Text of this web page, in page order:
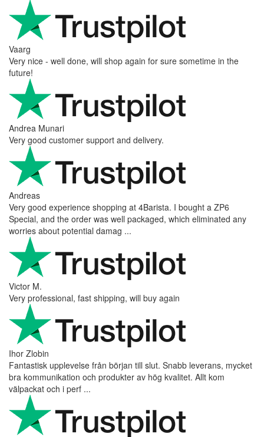
Vaarg
Very nice - well done, will shop again for sure sometime in the
future!
Andrea Munari
Very good customer support and delivery.
Andreas
Very good experience shopping at 4Barista. I bought a ZP6
Special, and the order was well packaged, which eliminated any
worries about potential damag ...
Victor M.
Very professional, fast shipping, will buy again
Ihor Zlobin
Fantastisk upplevelse från början till slut. Snabb leverans, mycket
bra kommunikation och produkter av hög kvalitet. Allt kom
välpackat och i perf ...